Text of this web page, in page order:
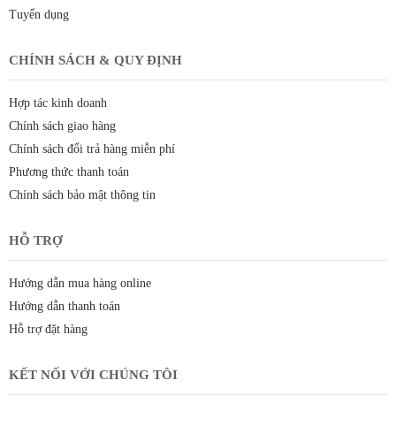
Tuyển dụng
CHÍNH SÁCH & QUY ĐỊNH
Hợp tác kinh doanh
Chính sách giao hàng
Chính sách đổi trả hàng miễn phí
Phương thức thanh toán
Chính sách bảo mật thông tin
HỖ TRỢ
Hướng dẫn mua hàng online
Hướng dẫn thanh toán
Hỗ trợ đặt hàng
KẾT NỐI VỚI CHÚNG TÔI